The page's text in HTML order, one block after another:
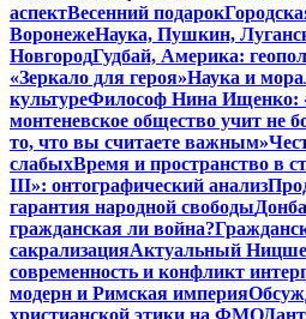
аспектВесенний подарок
ВоронежеНаука, Пушкин,
НовгородГудбай, Америка:
«Зеркало для героя»Наука и
культуреФилософ Нина Ищенко:
монтеневское общество учит не
то, что вы считаете важным»
слабыхВремя и пространство в
III»: онтографический анализ
гарантия народной свободы
гражданская ли война?
сакрализацияАктуальный Ницше
современность и конфликт
модерн и Римская империя